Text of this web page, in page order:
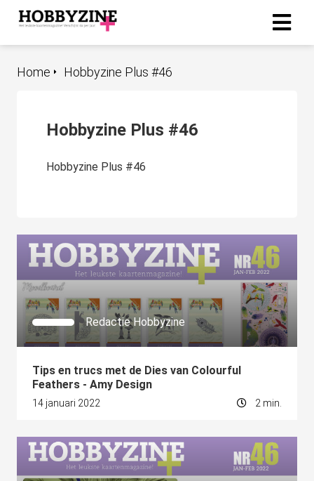
Hobbyzine Plus #46
Home
Hobbyzine Plus #46
Hobbyzine Plus #46
Redactie Hobbyzine
Tips en trucs met de Dies van Colourful
Feathers - Amy Design
14 januari 2022 2 min.
te
gebruikt
deze
kan de
om
te